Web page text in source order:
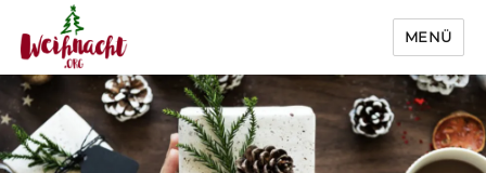
Weihnacht.org
MENÜ